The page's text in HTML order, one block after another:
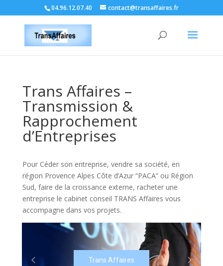
04.96.12.07.40 contact@transaffaires.fr
Trans Affaires –
Transmission &
Rapprochement
d’Entreprises
Pour Céder son entreprise, vendre sa société, en
région Provence Alpes Côte d’Azur “PACA” ou Région
Sud, faire de la croissance externe, racheter une
entreprise le cabinet conseil TRANS Affaires vous
accompagne dans vos projets.
Trans Affaires